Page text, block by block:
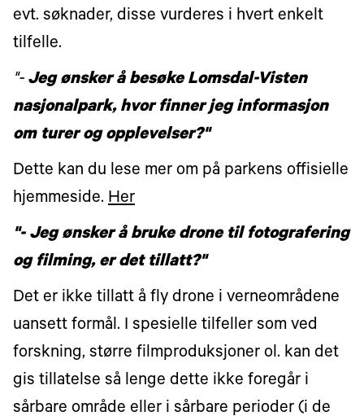
evt. søknader, disse vurderes i hvert enkelt
tilfelle.
"-Jeg ønsker å besøke Lomsdal-Visten
nasjonalpark, hvor finner jeg informasjon
om turer og opplevelser?"
Dette kan du lese mer om på parkens offisielle
hjemmeside. Her
"- Jeg ønsker å bruke drone til fotografering
og filming, er det tillatt?"
Det er ikke tillatt å fly drone i verneområdene
uansett formål. I spesielle tilfeller som ved
forskning, større filmproduksjoner ol. kan det
gis tillatelse så lenge dette ikke foregår i
sårbare område eller i sårbare perioder (i de